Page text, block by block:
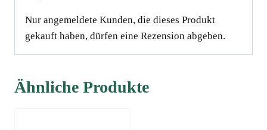
Nur angemeldete Kunden, die dieses Produkt
gekauft haben, dürfen eine Rezension abgeben.
Ähnliche Produkte